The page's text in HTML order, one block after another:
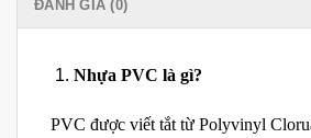
ĐÁNH GIÁ (0)
Nhựa PVC là gì?
PVC được viết tắt từ Polyvinyl